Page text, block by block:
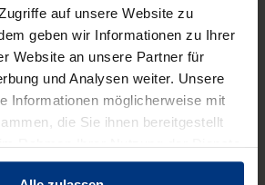
auf unsere Website zu
geben wir Informationen zu Ihrer
Website an unsere Partner für
und Analysen weiter. Unsere
Informationen möglicherweise mit
die Sie ihnen bereitgestellt
Rahmen Ihrer Nutzung der Dienste
für Umweltforschung – UFZ,
Dessau